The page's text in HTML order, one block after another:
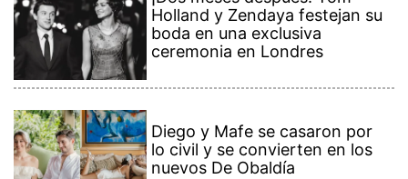
Holland y Zendaya festejan su
boda en una exclusiva
ceremonia en Londres
Diego y Mafe se casaron por
lo civil y se convierten en los
nuevos De Obaldía